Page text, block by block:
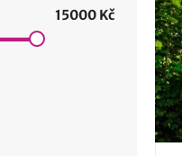
15000 Kč